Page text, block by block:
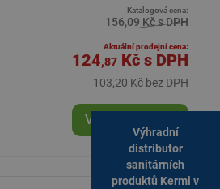
Katalogová cena:
156,09 Kč s DPH
Aktuální prodejní cena:
124,87 Kč s DPH
103,20 Kč bez DPH
Vložit do košíku
Výhradní
distributor
sanitárních
produktů Kermi v